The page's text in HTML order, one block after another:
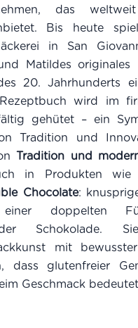
das
Bis heute
in San
Matildes originales
20. Jahrhunderts
wird im
gehütet – ein
Tradition und
Tradition und
in Produkten wie
Chocolate:
doppelten
Schokolade.
mit
dass glutenfreier
Geschmack